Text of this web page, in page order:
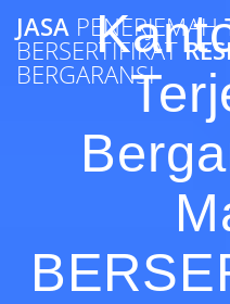
JASA PENERJEMAH
BERSERTIFIKAT
BERGARANSI